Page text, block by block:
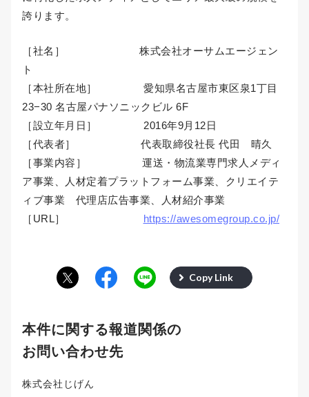
誇ります。
［社名］ 株式会社オーサムエージェン
ト
［本社所在地］ 愛知県名古屋市東区泉1丁目
23−30 名古屋パナソニックビル 6F
［設立年月日］ 2016年9月12日
［代表者］ 代表取締役社長 代田 晴久
［事業内容］ 運送・物流業専門求人メディ
ア事業、人材定着プラットフォーム事業、クリエイテ
ィブ事業 代理店広告事業、人材紹介事業
［URL］ https://awesomegroup.co.jp/
Copy Link
本件に関する報道関係の
お問い合わせ先
株式会社じげん